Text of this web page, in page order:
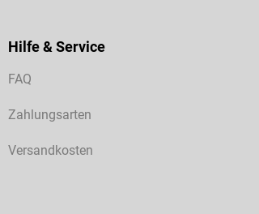
Hilfe & Service
FAQ
Zahlungsarten
Versandkosten